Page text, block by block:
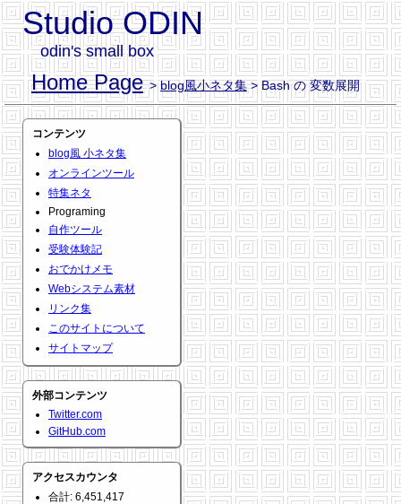
Studio ODIN
odin's small box
Home Page >blog風小ネタ集> Bash の 変数展開
コンテンツ
blog風 小ネタ集
オンラインツール
特集ネタ
Programing
自作ツール
受験体験記
おでかけメモ
Webシステム素材
リンク集
このサイトについて
サイトマップ
外部コンテンツ
Twitter.com
GitHub.com
アクセスカウンタ
合計: 6,451,417